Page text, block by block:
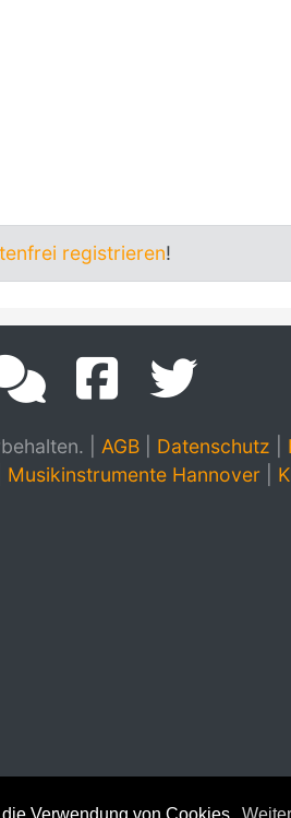
registrieren!
AGB| Datenschutz
Musikinstrumente Hannover